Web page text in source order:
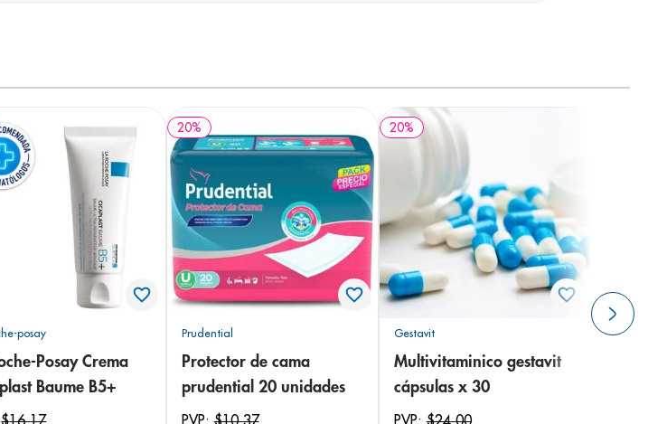
posay
Posay Crema
Baume B5+
20%
Prudential
Protector de cama
prudential 20 unidades
20%
Gestavit
Multivitaminico gestavit
cápsulas x 30